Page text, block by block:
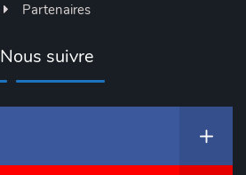
Partenaires
Nous suivre